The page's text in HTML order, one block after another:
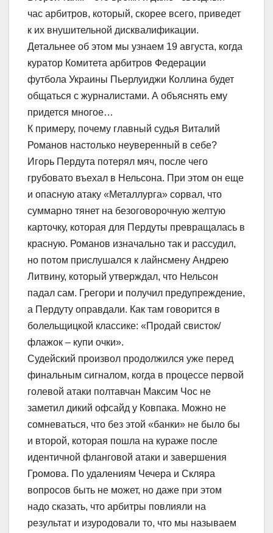
час арбитров, который, скорее всего, приведет
к их внушительной дисквалификации.
Детальнее об этом мы узнаем 19 августа, когда
куратор Комитета арбитров Федерации
футбола Украины Пьерлуиджи Коллина будет
общаться с журналистами. А объяснять ему
придется многое…
К примеру, почему главный судья Виталий
Романов настолько неуверенный в себе?
Игорь Пердута потерял мяч, после чего
грубовато въехал в Нельсона. При этом он еще
и опасную атаку «Металлурга» сорвал, что
суммарно тянет на безоговорочную желтую
карточку, которая для Пердуты превращалась в
красную. Романов изначально так и рассудил,
но потом прислушался к лайнсмену Андрею
Литвину, который утверждал, что Нельсон
падал сам. Грегори и получил предупреждение,
а Пердуту оправдали. Как там говорится в
болельщицкой классике: «Продай свисток/
флажок – купи очки».
Судейский произвол продолжился уже перед
финальным сигналом, когда в процессе первой
голевой атаки полтавчан Максим Чос не
заметил дикий офсайд у Ковпака. Можно не
сомневаться, что без этой «банки» не было бы
и второй, которая пошла на кураже после
идентичной фланговой атаки и завершения
Громова. По удалениям Чечера и Скляра
вопросов быть не может, но даже при этом
надо сказать, что арбитры повлияли на
результат и изуродовали то, что мы называем